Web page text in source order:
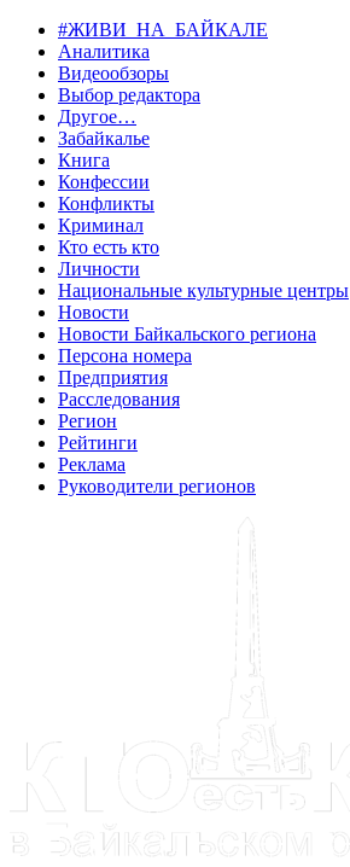
#ЖИВИ_НА_БАЙКАЛЕ
Аналитика
Видеообзоры
Выбор редактора
Другое…
Забайкалье
Книга
Конфессии
Конфликты
Криминал
Кто есть кто
Личности
Национальные культурные центры
Новости
Новости Байкальского региона
Персона номера
Предприятия
Расследования
Регион
Рейтинги
Реклама
Руководители регионов